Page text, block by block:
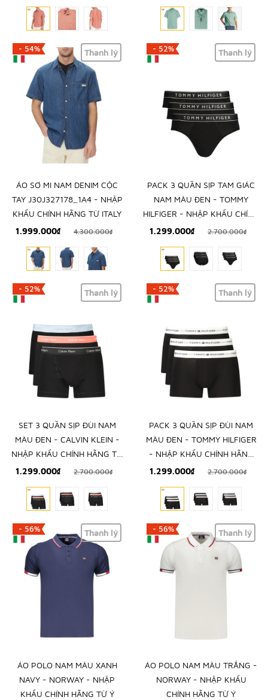
- 54% Thanh lý
ÁO SƠ MI NAM DENIM CỘC
TAY J30J327178_1A4 - NHẬP
KHẨU CHÍNH HÃNG TỪ ITALY
1.999.000₫
4.300.000₫
- 52% Thanh lý
PACK 3 QUẦN SỊP TAM GIÁC
NAM MÀU ĐEN - TOMMY
HILFIGER - NHẬP KHẨU CHÍNH
HÃNG TỪ Ý
1.299.000₫ 2.700.000₫
- 52% Thanh lý
SET 3 QUẦN SỊP ĐÙI NAM
MÀU ĐEN - CALVIN KLEIN -
NHẬP KHẨU CHÍNH HÃNG TỪ
1.299.000₫ 2.700.000₫
- 52% Thanh lý
PACK 3 QUẦN SỊP ĐÙI NAM
MÀU ĐEN - TOMMY HILFIGER
- NHẬP KHẨU CHÍNH HÃNG
TỪ Ý
1.299.000₫ 2.700.000₫
- 56% Thanh lý
ÁO POLO NAM MÀU XANH
NAVY - NORWAY - NHẬP
KHẨU CHÍNH HÃNG TỪ Ý
- 56% Thanh lý
ÁO POLO NAM MÀU TRẮNG -
NORWAY - NHẬP KHẨU
CHÍNH HÃNG TỪ Ý